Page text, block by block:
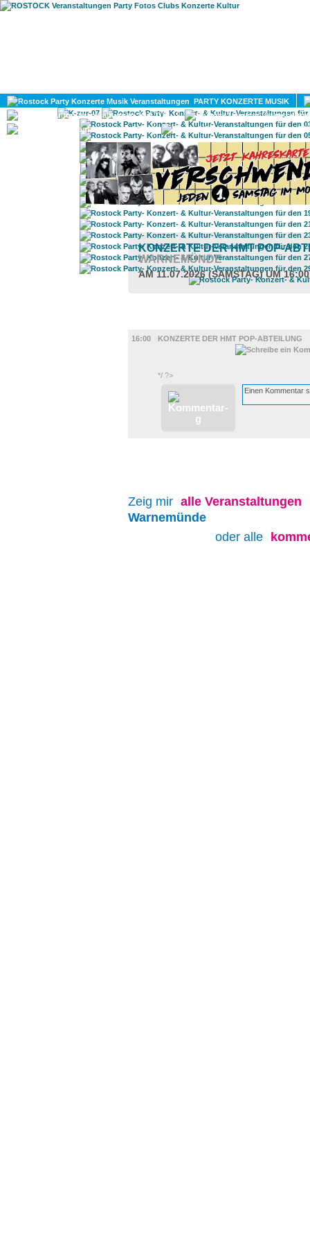
PARTY KONZERTE MUSIK
KULTUR
GAY
KONZERTE DER HMT POP-
WARNEMÜNDE
AM 11.07.2026 (SAMSTAG) UM
16:00
KONZERTE DER HMT POP-ABTEILUNG
*/ ?>
Zeig mir alle Veranstaltungen
Warnemünde
oder alle